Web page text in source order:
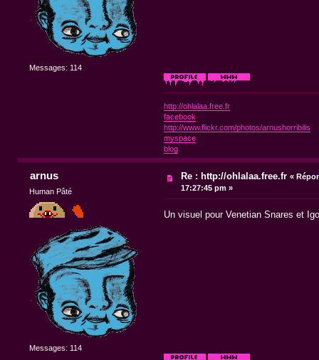
Messages: 114
http://ohlalaa.free.fr
facebook
http://www.flickr.com/photos/arnushorribilis
myspace
blog
arnus
Human Pâté
Messages: 114
Re : http://ohlalaa.free.fr «
17:27:45 pm »
Un visuel pour Venetian Snares et